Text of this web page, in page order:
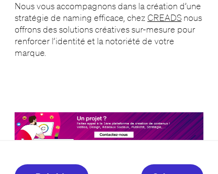
Nous vous accompagnons dans la création d’une
stratégie de naming efficace, chez CREADSnous
offrons des solutions créatives sur-mesure pour
renforcer l’identité et la notoriété de votre
marque.